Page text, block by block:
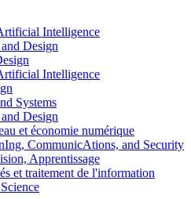
Intelligence
Design
Intelligence
Systems
Design
et économie numérique
CommunicAtions, and Security
Apprentissage
et traitement de l'information